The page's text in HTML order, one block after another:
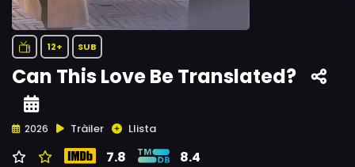
12+ SUB
Can This Love Be Translated?
2026 Tràiler Llista
7.8 8.4